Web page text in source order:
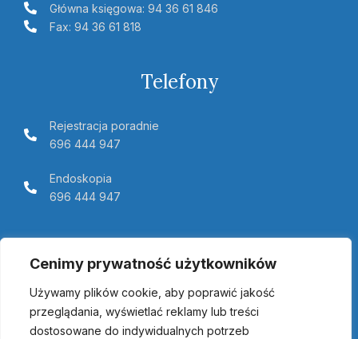
Cenimy prywatność użytkowników
Używamy plików cookie, aby poprawić jakość
przeglądania, wyświetlać reklamy lub treści
dostosowane do indywidualnych potrzeb
Główna księgowa: 94 36 61 846
Fax: 94 36 61 818
Telefony
Rejestracja poradnie
696 444 947
Endoskopia
696 444 947
Telemedycyna Pomerania